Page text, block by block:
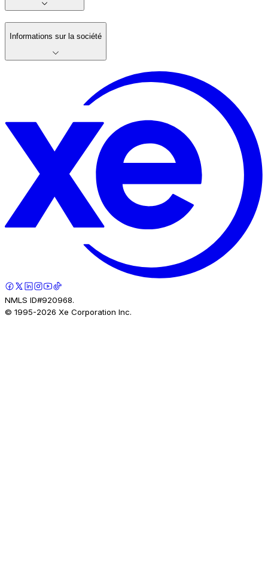
Informations sur la société
NMLS ID#920968.
© 1995-2026 Xe Corporation Inc.